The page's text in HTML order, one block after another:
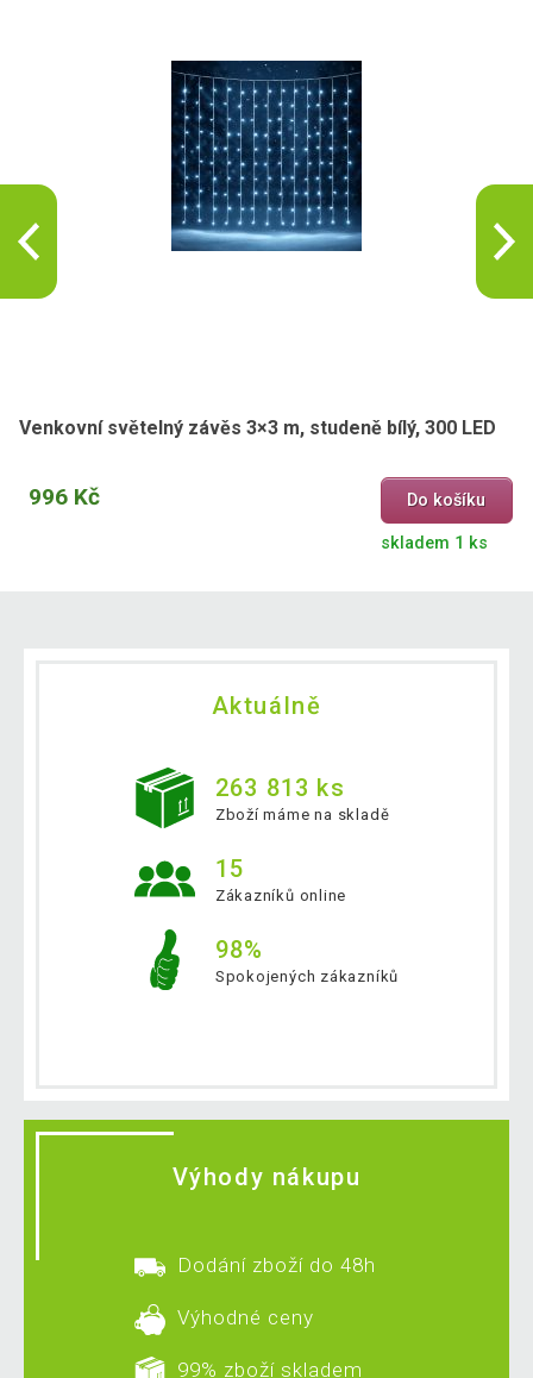
Venkovní světelný závěs 3×3 m, studeně bílý, 300 LED
996 Kč Do košíku
skladem 1 ks
Aktuálně
263 813 ks
Zboží máme na skladě
15
Zákazníků online
98%
Spokojených zákazníků
Výhody nákupu
Dodání zboží do 48h
Výhodné ceny
99% zboží skladem